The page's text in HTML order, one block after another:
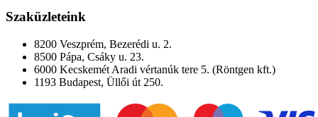
Szaküzleteink
8200 Veszprém, Bezerédi u. 2.
8500 Pápa, Csáky u. 23.
6000 Kecskemét Aradi vértanúk tere 5. (Röntgen kft.)
1193 Budapest, Üllői út 250.